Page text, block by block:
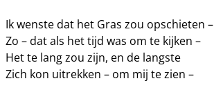
Ik wenste dat het Gras zou opschieten –
Zo – dat als het tijd was om te kijken –
Het te lang zou zijn, en de langste
Zich kon uitrekken – om mij te zien –